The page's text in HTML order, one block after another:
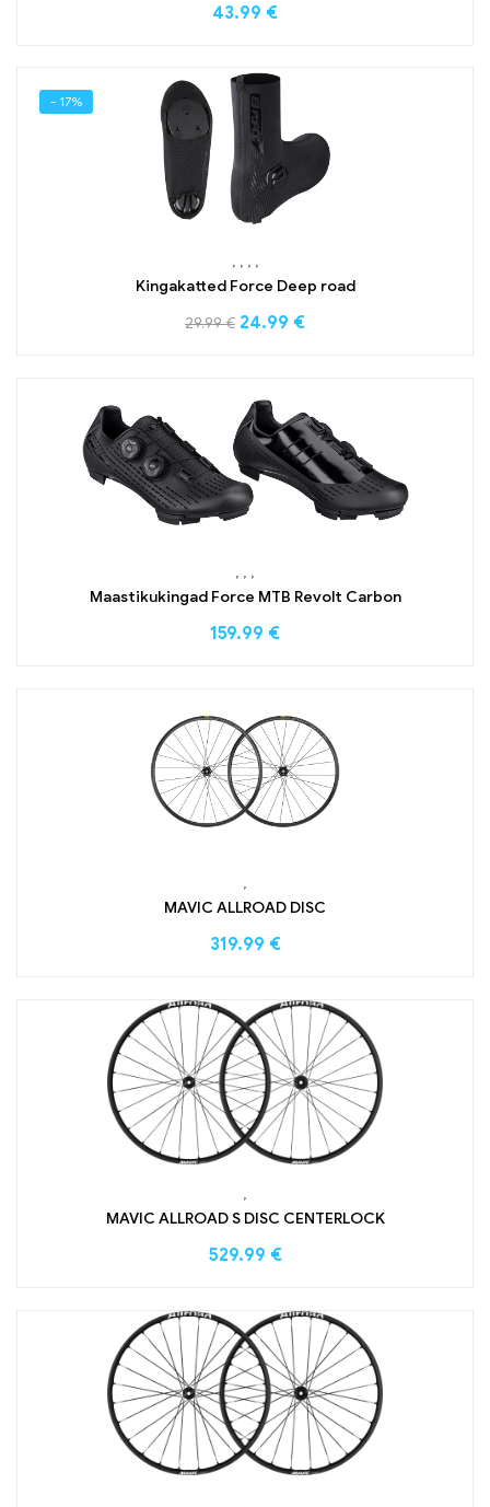
43.99 €
- 17%
, , , ,
Kingakatted Force Deep road
29.99€ 24.99 €
, , ,
Maastikukingad Force MTB Revolt Carbon
159.99 €
,
MAVIC ALLROAD DISC
319.99 €
,
MAVIC ALLROAD S DISC CENTERLOCK
529.99 €